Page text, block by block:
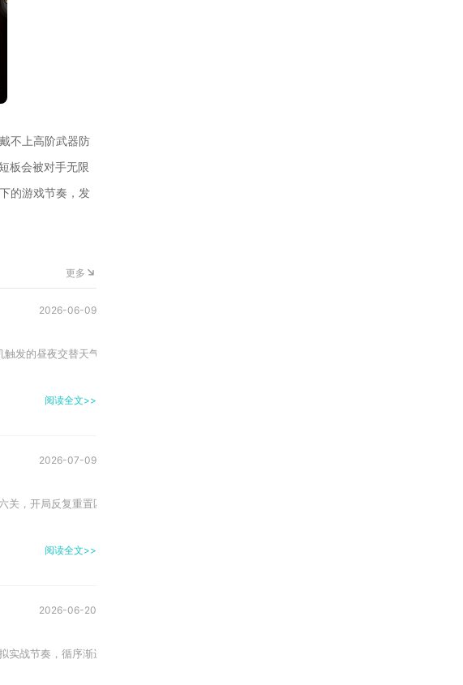
不上高阶武器防
板会被对手无限
的游戏节奏，发
更多
2026-06-09
发的昼夜交替天气，无固定入口，开局右下角显示“昼夜交替”即匹配成功。黑天仅存在于海岛地
阅读全文>>
2026-07-09
，开局反复重置匹配第一关BOSS药师兜，将其血量压制至残血触发逃跑剧情，通关第六关半蛇
阅读全文>>
2026-06-20
战节奏，循序渐进提升，无干扰高效打磨技术。自主练习首选关卡图鉴模式，该模式收录全部